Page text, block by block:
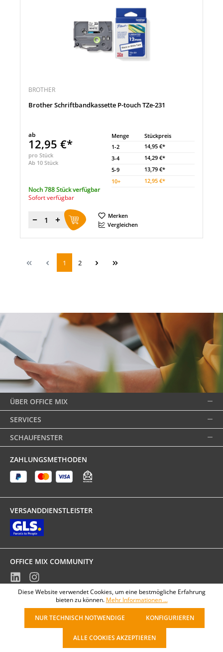
BROTHER
Brother Schriftbandkassette P-touch TZe-231
ab
12,95 €*
pro Stück
Ab 10 Stück
Menge
Stückpreis
1-2
14,95 €*
3-4
14,29 €*
5-9
13,79 €*
10+ 12,95 €*
Noch 788 Stück verfügbar
Sofort verfügbar
Menge
Merken
Vergleichen
1 2
ÜBER OFFICE MIX
SERVICES
SCHAUFENSTER
ZAHLUNGSMETHODEN
VERSANDDIENSTLEISTER
OFFICE MIX COMMUNITY
* Preise exkl. gesetzlicher MwSt., zzgl.Versandkosten
Diese Website verwendet Cookies, um eine bestmögliche Erfahrung
bieten zu können. Mehr Informationen ...
NUR TECHNISCH NOTWENDIGE KONFIGURIEREN
ALLE COOKIES AKZEPTIEREN